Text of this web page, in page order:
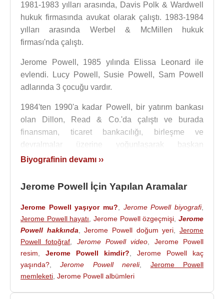
1981-1983 yılları arasında, Davis Polk & Wardwell
hukuk firmasında avukat olarak çalıştı. 1983-1984
yılları arasında Werbel & McMillen hukuk
firması'nda çalıştı.
Jerome Powell, 1985 yılında Elissa Leonard ile
evlendi. Lucy Powell, Susie Powell, Sam Powell
adlarında 3 çocuğu vardır.
1984'ten 1990'a kadar Powell, bir yatırım bankası
olan Dillon, Read & Co.'da çalıştı ve burada
finansman, ticaret bankacılığı, birleşme ve
devralmalar üzerine yoğunlaşarak başkan
yardımcılığına yükseldi.
dönemindeABDHazine Bakanlığı’nda üst düzey
hazine tahvilleriyle ilgili usulsüzlükleri inceleyen
departmanda görev yaptı.
1993yılında Bankers Trust'ın genel müdürü olarak
çalışmaya başladı, ancak birkaç müşterinin zarara
uğramasından sonra
1995 yılında ayrıldı ve yatırım
Biyografinin devamı ››
Jerome Powell İçin Yapılan Aramalar
Jerome Powell yaşıyor mu? Jerome Powell biyografi,
Jerome Powell hayatı ,Jerome Powell özgeçmişi ,Jerome
Powell hakkında ,Jerome Powell doğum yeri ,Jerome
Powell fotoğraf
Jerome Powell video
Jerome Powell
resim
Jerome Powell kimdir?
Jerome Powell kaç
yaşında? ,Jerome Powell nereli, Jerome Powell
memleketi Jerome Powell albümleri